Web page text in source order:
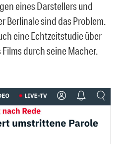
eines Darstellers und
Berlinale sind das Problem.
eine Echtzeitstudie über
durch seine Macher.